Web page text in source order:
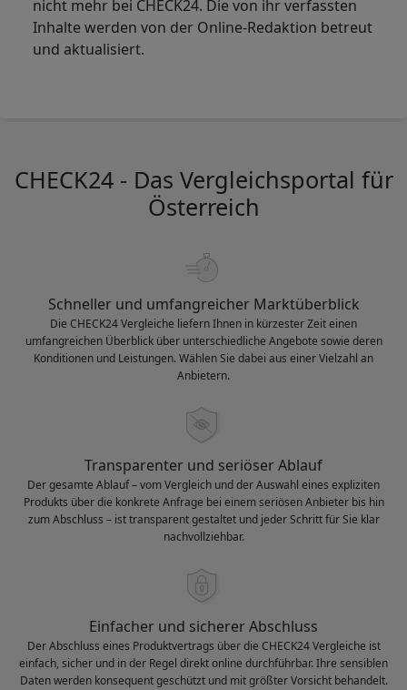
nicht mehr bei CHECK24. Die von ihr verfassten
Inhalte werden von der Online-Redaktion betreut
und aktualisiert.
CHECK24 - Das Vergleichsportal für
Österreich
Schneller und umfangreicher Marktüberblick
Die CHECK24 Vergleiche liefern Ihnen in kürzester Zeit einen
umfangreichen Überblick über unterschiedliche Angebote sowie deren
Konditionen und Leistungen. Wählen Sie dabei aus einer Vielzahl an
Anbietern.
Transparenter und seriöser Ablauf
Der gesamte Ablauf – vom Vergleich und der Auswahl eines expliziten
Produkts über die konkrete Anfrage bei einem seriösen Anbieter bis hin
zum Abschluss – ist transparent gestaltet und jeder Schritt für Sie klar
nachvollziehbar.
Einfacher und sicherer Abschluss
Der Abschluss eines Produktvertrags über die CHECK24 Vergleiche ist
einfach, sicher und in der Regel direkt online durchführbar. Ihre sensiblen
Daten werden konsequent geschützt und mit größter Vorsicht behandelt.